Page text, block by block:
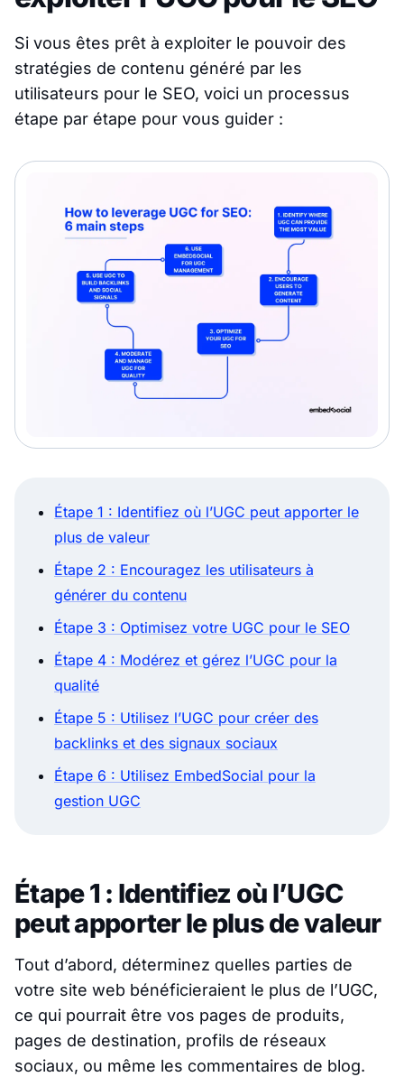
Si vous êtes prêt à exploiter le pouvoir des
stratégies de contenu généré par les
utilisateurs pour le SEO, voici un processus
étape par étape pour vous guider :
Étape 1 : Identifiez où l’UGC peut apporter le
plus de valeur
Étape 2 : Encouragez les utilisateurs à
générer du contenu
Étape 3 : Optimisez votre UGC pour le SEO
Étape 4 : Modérez et gérez l’UGC pour la
qualité
Étape 5 : Utilisez l’UGC pour créer des
backlinks et des signaux sociaux
Étape 6 : Utilisez EmbedSocial pour la
gestion UGC
Étape 1 : Identifiez où l’UGC
peut apporter le plus de valeur
Tout d’abord, déterminez quelles parties de
votre site web bénéficieraient le plus de l’UGC,
ce qui pourrait être vos pages de produits,
pages de destination, profils de réseaux
sociaux, ou même les commentaires de blog.